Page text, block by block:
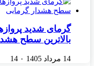
گرمای شدید
بالاترین سطح
14 مرداد 1405 ۰ 14